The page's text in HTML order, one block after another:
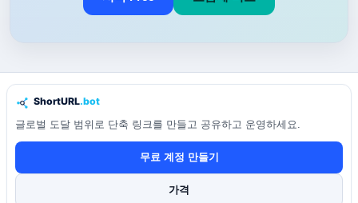
글로벌 도달 범위로 단축 링크를 만들고 공유하고 운영하세요.
무료 계정 만들기
가격